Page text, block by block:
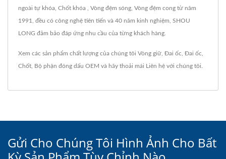
ngoài tự khóa, Chốt khóa , Vòng đệm sóng, Vòng đệm cong từ năm
1991, đều có công nghệ tiên tiến và 40 năm kinh nghiệm, SHOU
LONG đảm bảo đáp ứng nhu cầu của từng khách hàng.
Xem các sản phẩm chất lượng của chúng tôi Vòng giữ Đai ốc Đai ốc
Chốt Bộ phận đóng dấu OEM và hãy thoải mái Liên hệ với chúng tôi
Gửi Cho Chúng Tôi Hình Ảnh Cho Bất